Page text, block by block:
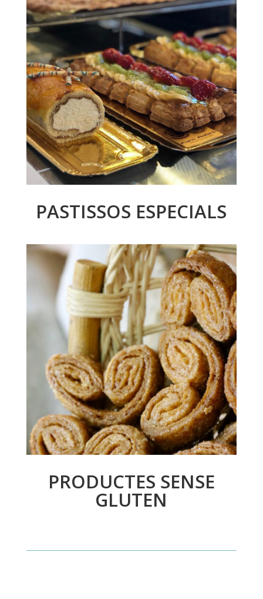
PASTISSOS ESPECIALS
PRODUCTES SENSE
GLUTEN